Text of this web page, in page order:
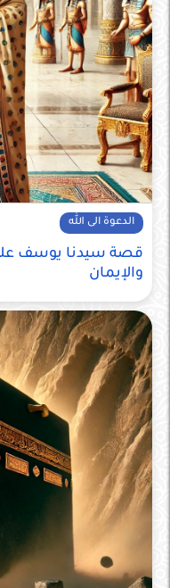
الدعوة الى الله
قصة سيدنا يوسف
والإيمان